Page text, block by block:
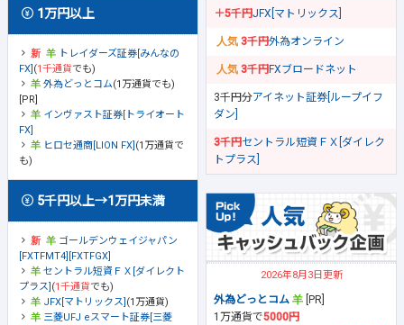
1万円以上
トレイダーズ証券[みんなの
FX] (1千通貨でも)
外為どっとコム(1万通貨でも)
[PR]
インヴァスト証券[トライオート
FX]
ヒロセ通商[LION FX] (1万通貨で
も)
5千円以上→1万円未満
ゴールデンウェイジャパン
[FXTFMT4][FXTFGX]
セントラル短資ＦＸ[ダイレクト
プラス] (1千通貨でも)
JFX[マトリックス] (1万通貨)
三菱UFJ eスマート証券[三菱
＋5千円JFX[マトリックス]
3千円外為オンライン
3千円FXブロードネット
3千円分アイネット証券[ループイフ
ダン]
3千円セントラル短資ＦＸ[ダイレク
トプラス]
2026年8月3日更新
外為どっとコム
[PR]
1万通貨で5000円